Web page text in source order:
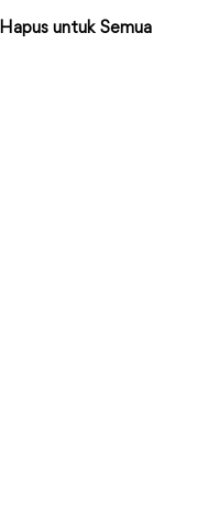
Hapus untuk Semua